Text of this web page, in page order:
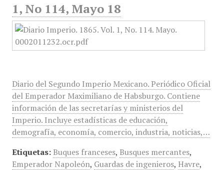
1, No 114, Mayo 18
Diario del Segundo Imperio Mexicano. Periódico Oficial
del Emperador Maximiliano de Habsburgo. Contiene
información de las secretarías y ministerios del
Imperio. Incluye estadísticas de educación,
demografía, economía, comercio, industria, noticias,…
Etiquetas: Buques franceses, Busques mercantes,
Emperador Napoleón, Guardas de ingenieros, Havre,